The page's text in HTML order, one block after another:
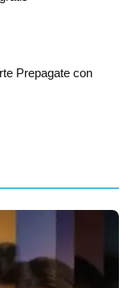
Prepagate con